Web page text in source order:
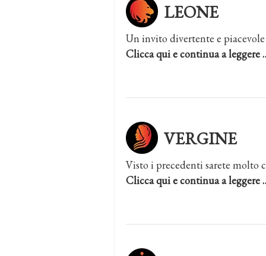
LEONE
Un invito divertente e
Clicca qui e continua a leggere
VERGINE
Visto i precedenti sarete molto
Clicca qui e continua a leggere